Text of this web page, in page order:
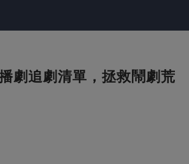
劇追劇清單，拯救鬧劇荒